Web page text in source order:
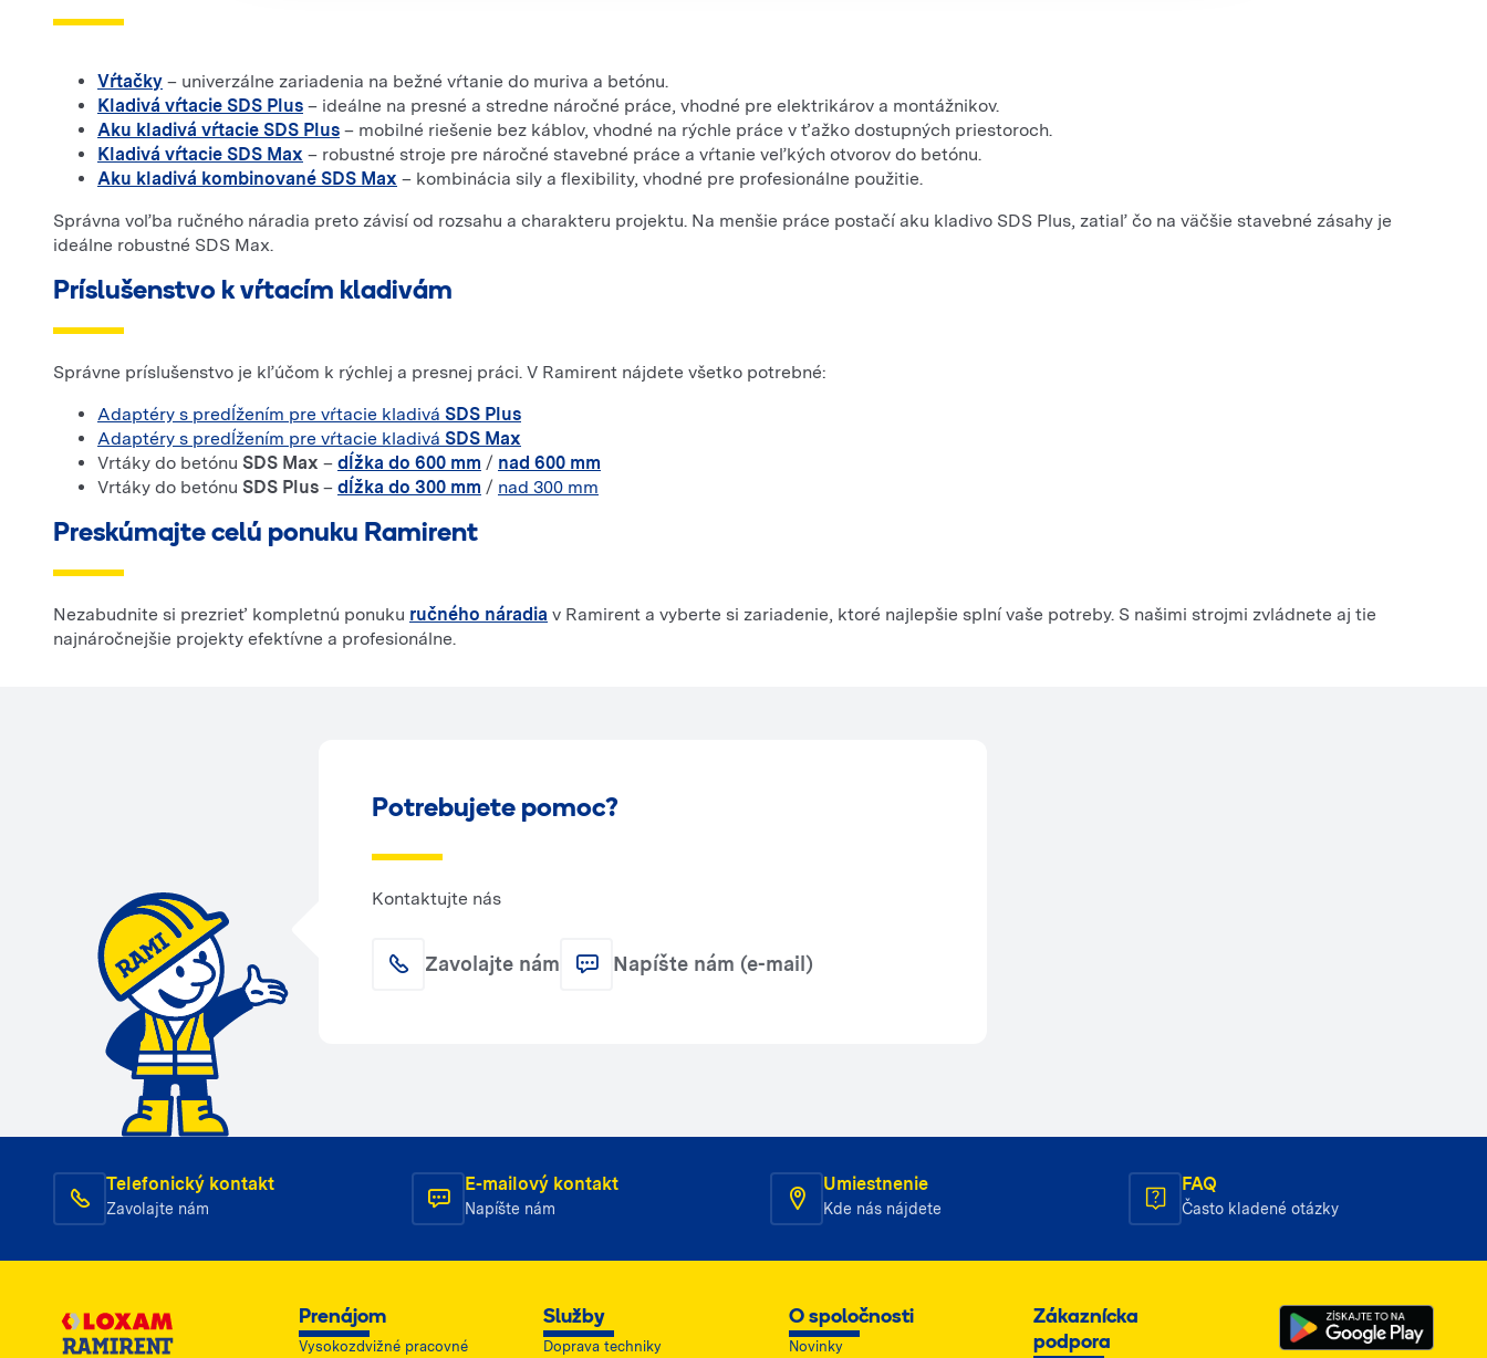
Vŕtačky – univerzálne zariadenia na bežné vŕtanie do muriva a betónu.
Kladivá vŕtacie SDS Plus – ideálne na presné a stredne náročné práce, vhodné pre elektrikárov a montážnikov.
Aku kladivá vŕtacie SDS Plus – mobilné riešenie bez káblov, vhodné na rýchle práce v ťažko dostupných priestoroch.
Kladivá vŕtacie SDS Max – robustné stroje pre náročné stavebné práce a vŕtanie veľkých otvorov do betónu.
Aku kladivá kombinované SDS Max – kombinácia sily a flexibility, vhodné pre profesionálne použitie.
Správna voľba ručného náradia preto závisí od rozsahu a charakteru projektu. Na menšie práce postačí aku kladivo SDS Plus, zatiaľ čo na väčšie stavebné zásahy je
ideálne robustné SDS Max.
Príslušenstvo k vŕtacím kladivám
Správne príslušenstvo je kľúčom k rýchlej a presnej práci. V Ramirent nájdete všetko potrebné:
Adaptéry s predĺžením pre vŕtacie kladivá SDS Plus
Adaptéry s predĺžením pre vŕtacie kladivá SDS Max
Vrtáky do betónu SDS Max – dĺžka do 600 mm / nad 600 mm
Vrtáky do betónu SDS Plus – dĺžka do 300 mm / nad 300 mm
Preskúmajte celú ponuku Ramirent
Nezabudnite si prezrieť kompletnú ponuku ručného náradia v Ramirent a vyberte si zariadenie, ktoré najlepšie splní vaše potreby. S našimi strojmi zvládnete aj tie
najnáročnejšie projekty efektívne a profesionálne.
Potrebujete pomoc?
Kontaktujte nás
Zavolajte nám Napíšte nám (e-mail)
Telefonický kontakt
Zavolajte nám
E-mailový kontakt
Napíšte nám
Umiestnenie
Kde nás nájdete
FAQ
Často kladené otázky
Prenájom
Vysokozdvižné pracovné
Služby
Doprava techniky
O spoločnosti
Novinky
Zákaznícka
podpora